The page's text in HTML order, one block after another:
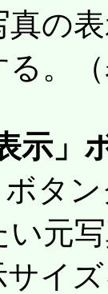
真の
。
示
ボタ
い元
イ